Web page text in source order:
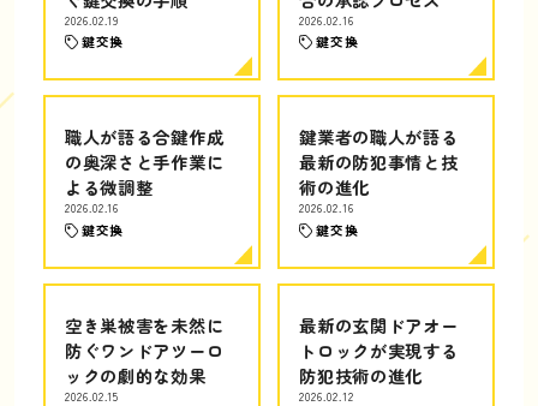
2026.02.19
鍵交換
2026.02.16
鍵交換
職人が語る合鍵作成
の奥深さと手作業に
よる微調整
2026.02.16
鍵交換
鍵業者の職人が語る
最新の防犯事情と技
術の進化
2026.02.16
鍵交換
空き巣被害を未然に
防ぐワンドアツーロ
ックの劇的な効果
2026.02.15
最新の玄関ドアオー
トロックが実現する
防犯技術の進化
2026.02.12